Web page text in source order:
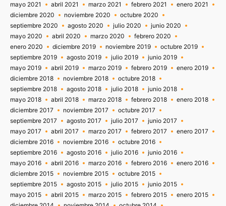
mayo 2021
abril 2021 marzo 2021 febrero 2021
enero 2021
diciembre 2020
noviembre 2020
octubre 2020
septiembre 2020
agosto 2020 julio 2020
junio 2020
mayo 2020
abril 2020 marzo 2020
febrero 2020
enero 2020
diciembre 2019 noviembre 2019
octubre 2019
septiembre 2019
agosto 2019 julio 2019
junio 2019
mayo 2019
abril 2019 marzo 2019 febrero 2019
enero 2019
diciembre 2018
noviembre 2018
octubre 2018
septiembre 2018
agosto 2018 julio 2018
junio 2018
mayo 2018
abril 2018 marzo 2018 febrero 2018
enero 2018
diciembre 2017
noviembre 2017
octubre 2017
septiembre 2017
agosto 2017 julio 2017
junio 2017
mayo 2017
abril 2017 marzo 2017 febrero 2017
enero 2017
diciembre 2016
noviembre 2016
octubre 2016
septiembre 2016
agosto 2016 julio 2016
junio 2016
mayo 2016
abril 2016 marzo 2016 febrero 2016
enero 2016
diciembre 2015
noviembre 2015
octubre 2015
septiembre 2015
agosto 2015 julio 2015
junio 2015
mayo 2015
abril 2015 marzo 2015 febrero 2015
enero 2015